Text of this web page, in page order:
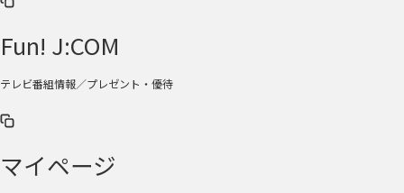
Fun! J:COM
テレビ番組情報／プレゼント・優待
マイページ